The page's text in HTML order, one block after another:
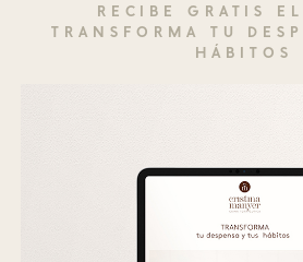
RECIBE GRATIS
TRANSFORMA TU
HÁBITOS